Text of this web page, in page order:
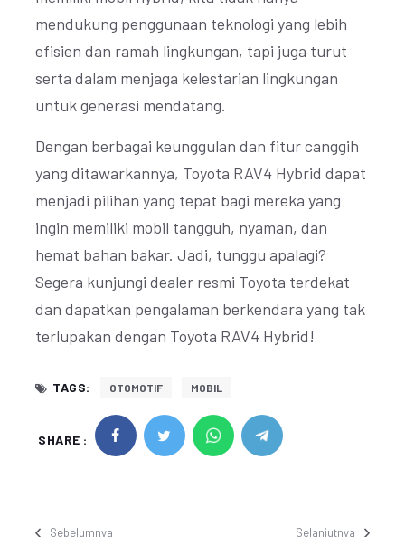
mendukung penggunaan teknologi yang lebih
efisien dan ramah lingkungan, tapi juga turut
serta dalam menjaga kelestarian lingkungan
untuk generasi mendatang.
Dengan berbagai keunggulan dan fitur canggih
yang ditawarkannya, Toyota RAV4 Hybrid dapat
menjadi pilihan yang tepat bagi mereka yang
ingin memiliki mobil tangguh, nyaman, dan
hemat bahan bakar. Jadi, tunggu apalagi?
Segera kunjungi dealer resmi Toyota terdekat
dan dapatkan pengalaman berkendara yang tak
terlupakan dengan Toyota RAV4 Hybrid!
TAGS: OTOMOTIF MOBIL
SHARE :
Sebelumnya Selanjutnya